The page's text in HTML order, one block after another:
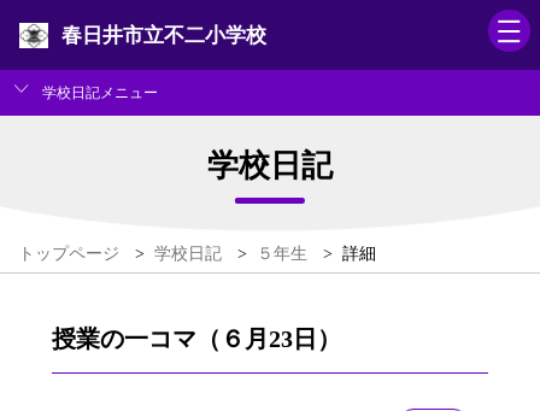
春日井市立不二小学校
学校日記メニュー
学校日記
トップページ > 学校日記 > ５年生 > 詳細
授業の一コマ（６月23日）